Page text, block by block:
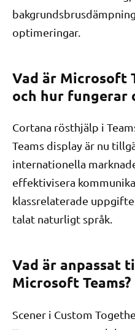
optimeringar.
Vad är Microsoft
och hur fungerar
Cortana rösthjälp i
Teams display är nu
internationella
effektivisera
klassrelaterade
talat naturligt språk.
Vad är anpassat
Microsoft Teams?
Scener i Custom